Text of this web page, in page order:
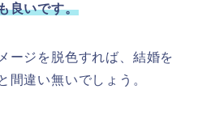
良いです。
ージを脱色すれば、結婚を
間違い無いでしょう。